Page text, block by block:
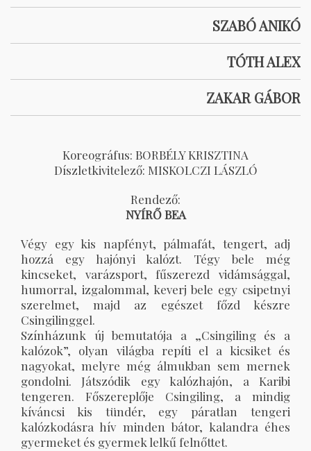
SZABÓ ANIKÓ
TÓTH ALEX
ZAKAR GÁBOR
Koreográfus: BORBÉLY KRISZTINA
Díszletkivitelező: MISKOLCZI LÁSZLÓ
Rendező:
NYÍRŐ BEA
Végy egy kis napfényt, pálmafát, tengert, adj
hozzá egy hajónyi kalózt. Tégy bele még
kincseket, varázsport, fűszerezd vidámsággal,
humorral, izgalommal, keverj bele egy csipetnyi
szerelmet, majd az egészet főzd készre
Csingilinggel.
Színházunk új bemutatója a „Csingiling és a
kalózok”, olyan világba repíti el a kicsiket és
nagyokat, melyre még álmukban sem mernek
gondolni. Játszódik egy kalózhajón, a Karibi
tengeren. Főszereplője Csingiling, a mindig
kíváncsi kis tündér, egy páratlan tengeri
kalózkodásra hív minden bátor, kalandra éhes
gyermeket és gyermek lelkű felnőttet.